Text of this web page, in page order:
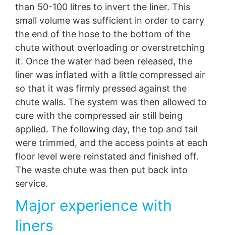
than 50-100 litres to invert the liner. This
small volume was sufficient in order to carry
the end of the hose to the bottom of the
chute without overloading or overstretching
it. Once the water had been released, the
liner was inflated with a little compressed air
so that it was firmly pressed against the
chute walls. The system was then allowed to
cure with the compressed air still being
applied. The following day, the top and tail
were trimmed, and the access points at each
floor level were reinstated and finished off.
The waste chute was then put back into
service.
Major experience with
liners